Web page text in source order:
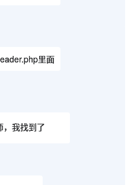
里面
，我找到了